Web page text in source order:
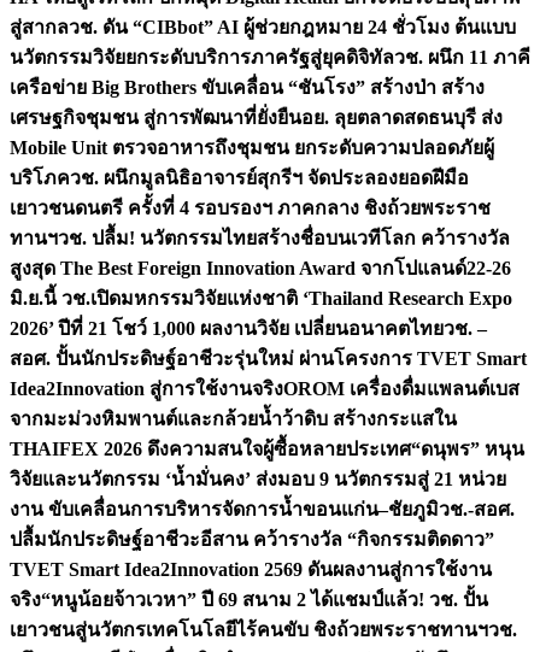
สู่สากลวช. ดัน “CIBbot” AI ผู้ช่วยกฎหมาย 24 ชั่วโมง ต้นแบบ
นวัตกรรมวิจัยยกระดับบริการภาครัฐสู่ยุคดิจิทัลวช. ผนึก 11 ภาคี
เครือข่าย Big Brothers ขับเคลื่อน “ชันโรง” สร้างป่า สร้าง
เศรษฐกิจชุมชน สู่การพัฒนาที่ยั่งยืนอย. ลุยตลาดสดธนบุรี ส่ง
Mobile Unit ตรวจอาหารถึงชุมชน ยกระดับความปลอดภัยผู้
บริโภควช. ผนึกมูลนิธิอาจารย์สุกรีฯ จัดประลองยอดฝีมือ
เยาวชนดนตรี ครั้งที่ 4 รอบรองฯ ภาคกลาง ชิงถ้วยพระราช
ทานฯวช. ปลื้ม! นวัตกรรมไทยสร้างชื่อบนเวทีโลก คว้ารางวัล
สูงสุด The Best Foreign Innovation Award จากโปแลนด์22-26
มิ.ย.นี้ วช.เปิดมหกรรมวิจัยแห่งชาติ ‘Thailand Research Expo
2026’ ปีที่ 21 โชว์ 1,000 ผลงานวิจัย เปลี่ยนอนาคตไทยวช. –
สอศ. ปั้นนักประดิษฐ์อาชีวะรุ่นใหม่ ผ่านโครงการ TVET Smart
Idea2Innovation สู่การใช้งานจริงOROM เครื่องดื่มแพลนต์เบส
จากมะม่วงหิมพานต์และกล้วยน้ำว้าดิบ สร้างกระแสใน
THAIFEX 2026 ดึงความสนใจผู้ซื้อหลายประเทศ“ดนุพร” หนุน
วิจัยและนวัตกรรม ‘น้ำมั่นคง’ ส่งมอบ 9 นวัตกรรมสู่ 21 หน่วย
งาน ขับเคลื่อนการบริหารจัดการน้ำขอนแก่น–ชัยภูมิวช.-สอศ.
ปลื้มนักประดิษฐ์อาชีวะอีสาน คว้ารางวัล “กิจกรรมติดดาว”
TVET Smart Idea2Innovation 2569 ดันผลงานสู่การใช้งาน
จริง“หนูน้อยจ้าวเวหา” ปี 69 สนาม 2 ได้แชมป์แล้ว! วช. ปั้น
เยาวชนสู่นวัตกรเทคโนโลยีไร้คนขับ ชิงถ้วยพระราชทานฯวช.